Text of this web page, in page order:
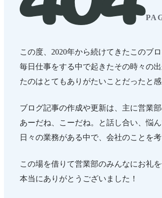
この度、2020年から続けてきたこのブ
毎日仕事をする中で起きたその時々の
たのはとてもありがたいことだったと感
ブログ記事の作成や更新は、主に営業
あーだね、こーだね。と話し合い、悩
日々の業務がある中で、会社のことを
この場を借りて営業部のみんなにお礼
本当にありがとうございました！